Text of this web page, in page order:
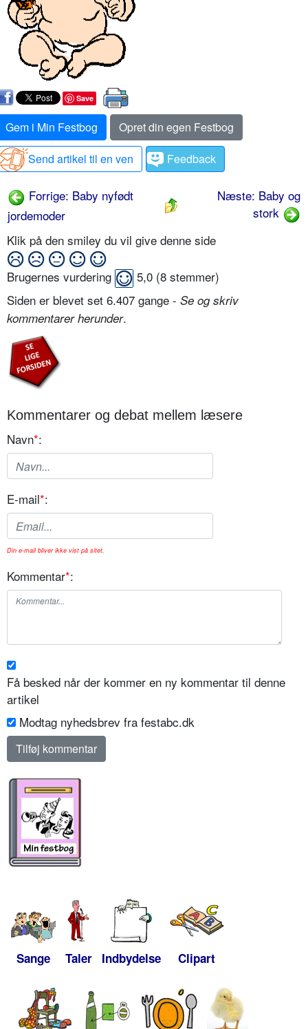
Save
Gem i Min Festbog
Opret din egen Festbog
Send artikel til en ven
Feedback
Forrige: Baby nyfødt
jordemoder
Næste: Baby og
stork
Klik på den smiley du vil give denne side
Brugernes vurdering 5,0 (8 stemmer)
Siden er blevet set 6.407 gange - Se og skriv
kommentarer herunder.
Kommentarer og debat mellem læsere
Navn*:
E-mail*:
Din e-mail bliver ikke vist på sitet.
Kommentar*:
Få besked når der kommer en ny kommentar til denne
artikel
Modtag nyhedsbrev fra festabc.dk
Sange Taler Indbydelse Clipart